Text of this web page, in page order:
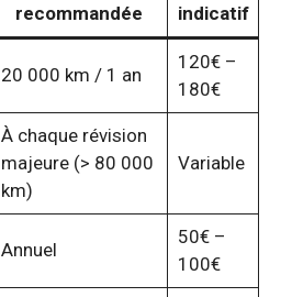
recommandée
indicatif
20 000 km / 1 an
120€ –
180€
À chaque révision
majeure (> 80 000
km)
Variable
Annuel
50€ –
100€